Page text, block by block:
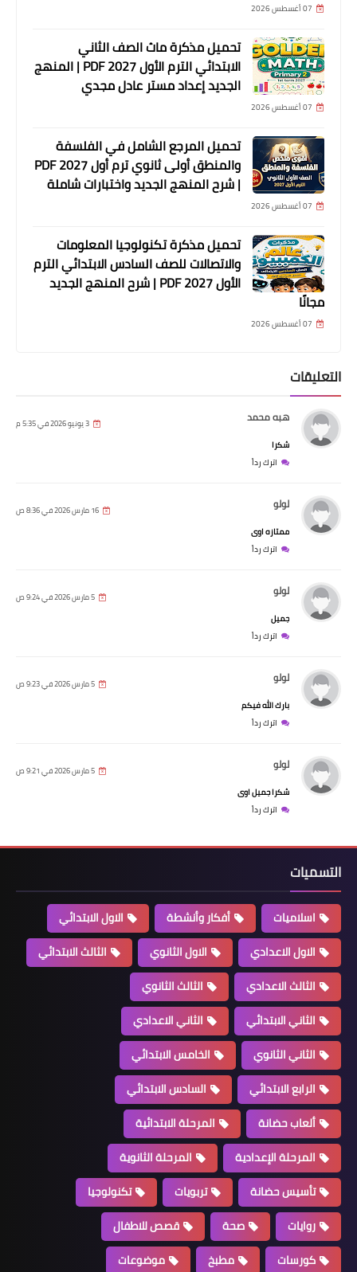
07 أغسطس 2026
تحميل مذكرة ماث الصف الثاني
الابتدائي الترم الأول 2027 PDF | المنهج
الجديد إعداد مستر عادل مجدي
07 أغسطس 2026
تحميل المرجع الشامل في الفلسفة
والمنطق أولى ثانوي ترم أول 2027 PDF
| شرح المنهج الجديد واختبارات شاملة
07 أغسطس 2026
تحميل مذكرة تكنولوجيا المعلومات
والاتصالات للصف السادس الابتدائي الترم
الأول 2027 PDF | شرح المنهج الجديد
مجانًا
07 أغسطس 2026
التعليقات
هبه محمد 3 يونيو 2026 في 5:35 م
شكرا
اترك رداً
لولو 16 مارس 2026 في 8:36 ص
ممتازه اوى
اترك رداً
لولو 5 مارس 2026 في 9:24 ص
جميل
اترك رداً
لولو 5 مارس 2026 في 9:23 ص
بارك الله فيكم
اترك رداً
لولو 5 مارس 2026 في 9:21 ص
شكرا جميل اوى
اترك رداً
التسميات
اسلاميات أفكار وأنشطة
الاول الابتدائي
الاول الاعدادي
الاول الثانوي
الثالث الابتدائي
الثالث الاعدادي
الثالث الثانوي
الثاني الابتدائي
الثاني الاعدادي
الثاني الثانوي
الخامس الابتدائي
الرابع الابتدائي
السادس الابتدائي
ألعاب حضانة
المرحلة الابتدائية
المرحلة الإعدادية
المرحلة الثانوية
تأسيس حضانة
تربويات
تكنولوجيا
روايات
صحة
قصص للاطفال
كورسات
مطبخ موضوعات